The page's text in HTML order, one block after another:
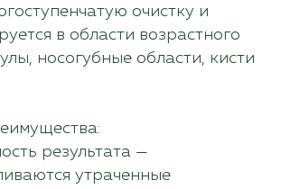
очистку и
в области возрастного
носогубные области, кисти
результата —
утраченные